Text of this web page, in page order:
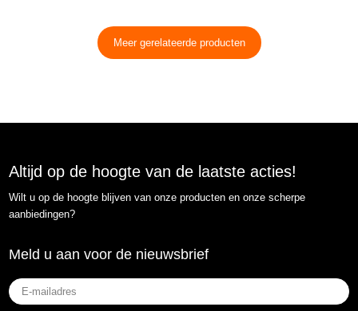
Meer gerelateerde producten
Altijd op de hoogte van de laatste acties!
Wilt u op de hoogte blijven van onze producten en onze scherpe
aanbiedingen?
Meld u aan voor de nieuwsbrief
E-
mailadres(Vereist)